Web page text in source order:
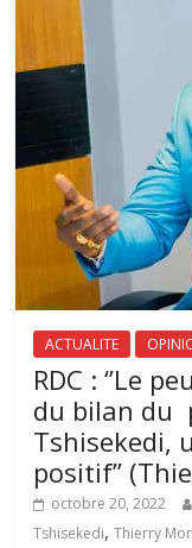
ACTUALITE
RDC : ‘’Le
du bilan du
Tshisekedi,
positif’’
octobre 20, 2022
Tshisekedi,Thierry